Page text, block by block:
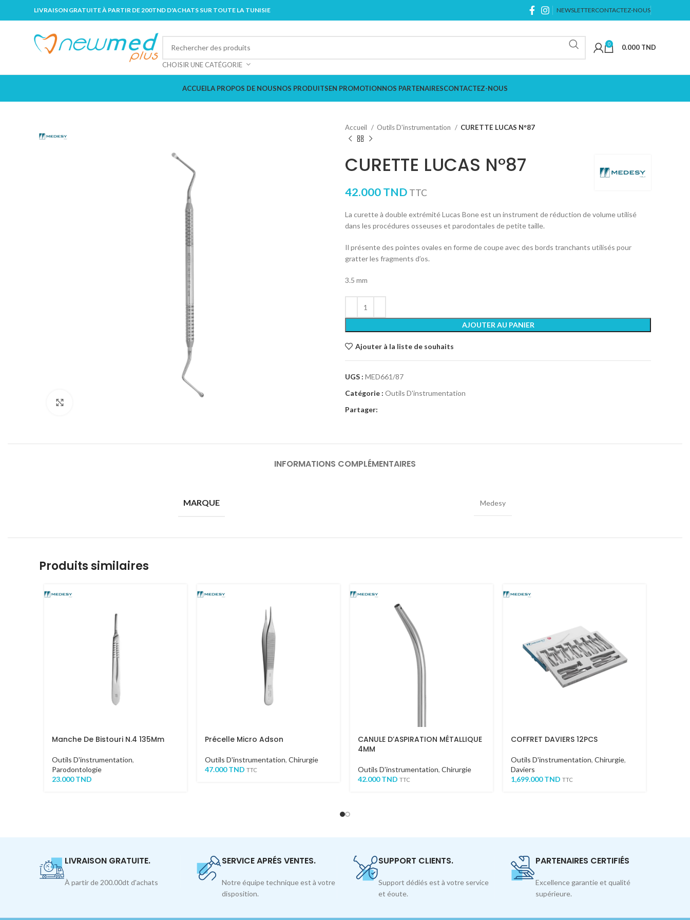
LIVRAISON GRATUITE À PARTIR DE 200TND D'ACHATS SUR TOUTE LA TUNISIE NEWSLETTERCONTACTEZ-NOUS
CHOISIR UNE CATÉGORIE
0 0.000 TND
ACCUEILA PROPOS DE NOUSNOS PRODUITSEN PROMOTIONNOS PARTENAIRESCONTACTEZ-NOUS
Accueil Outils D'instrumentation CURETTE LUCAS N°87
CURETTE LUCAS N°87
42.000TND TTC
La curette à double extrémité Lucas Bone est un instrument de réduction de volume utilisé
dans les procédures osseuses et parodontales de petite taille.
Il présente des pointes ovales en forme de coupe avec des bords tranchants utilisés pour
gratter les fragments d’os.
3.5 mm
AJOUTER AU PANIER
Ajouter à la liste de souhaits
UGS : MED661/87
Catégorie : Outils D'instrumentation
Partager:
INFORMATIONS COMPLÉMENTAIRES
MARQUE Medesy
Produits similaires
Manche De Bistouri N.4 135Mm
Outils D'instrumentation,
Parodontologie
23.000TND
Précelle Micro Adson
Outils D'instrumentation, Chirurgie
47.000TND TTC
CANULE D’ASPIRATION MÉTALLIQUE
4MM
Outils D'instrumentation, Chirurgie
42.000TND TTC
COFFRET DAVIERS 12PCS
Outils D'instrumentation, Chirurgie,
Daviers
1,699.000TND TTC
LIVRAISON GRATUITE.
À partir de 200.00dt d'achats
SERVICE APRÉS VENTES.
Notre équipe technique est à votre
disposition.
SUPPORT CLIENTS.
Support dédiés est à votre service
et éoute.
PARTENAIRES CERTIFIÉS
Excellence garantie et qualité
supérieure.